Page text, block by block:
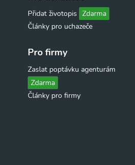
Přidat životopis Zdarma
Články pro uchazeče
Pro firmy
Zaslat poptávku agenturám
Zdarma
Články pro firmy